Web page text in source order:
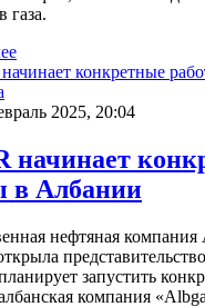
газа.
2025, 20:04
начинает
в Албании
нефтяная
запустить
компания